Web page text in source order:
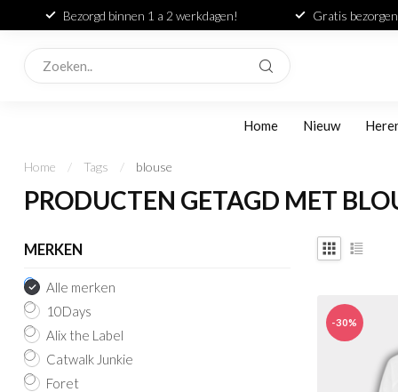
Bezorgd binnen 1 a 2 werkdagen! Gratis
Home Nieuw
Home / Tags / blouse
PRODUCTEN GETAGD MET
MERKEN
Alle merken
10Days
Alix the Label
Catwalk Junkie
Foret
-30%